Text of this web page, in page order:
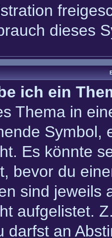
dieses
ich ein
Thema in
Symbol,
Es könnte
bevor du
sind jeweils
aufgelistet.
darfst an